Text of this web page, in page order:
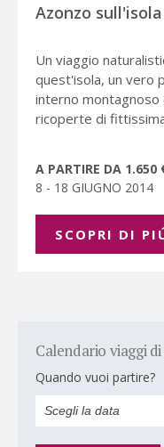
Azonzo
Un viaggio
quest'isola, un vero
interno
ricoperte di
A PARTIRE DA 1.650
8 - 18 GIUGNO 2014
SCOPRI DI
Calendario viaggi
Quando vuoi partire?